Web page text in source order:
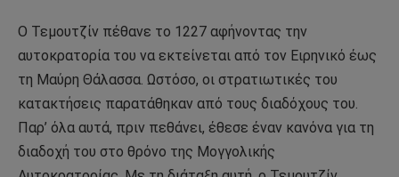
Ο Τεμουτζίν πέθανε το 1227 αφήνοντας την
αυτοκρατορία του να εκτείνεται από τον Ειρηνικό έως
τη Μαύρη Θάλασσα. Ωστόσο, οι στρατιωτικές του
κατακτήσεις παρατάθηκαν από τους διαδόχους του.
Παρ’ όλα αυτά, πριν πεθάνει, έθεσε έναν κανόνα για τη
διαδοχή του στο θρόνο της Μογγολικής